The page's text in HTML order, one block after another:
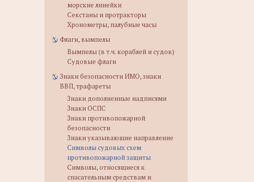
морские линейки
Секстаны и протракторы
Хронометры, палубные часы
Флаги, вымпелы
Вымпелы (в т.ч. кораблей и судов)
Судовые флаги
Знаки безопасности ИМО, знаки
ВВП, трафареты
Знаки дополненные надписями
Знаки ОСПС
Знаки противопожарной
безопасности
Знаки указывающие направление
Символы судовых схем
противопожарной защиты
Символы, относящиеся к
спасательным средствам и